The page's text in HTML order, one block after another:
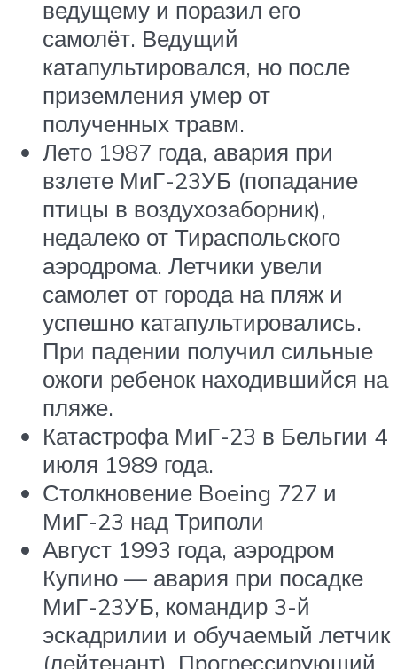
ведущему и поразил его
самолёт. Ведущий
катапультировался, но после
приземления умер от
полученных травм.
Лето 1987 года, авария при
взлете МиГ-23УБ (попадание
птицы в воздухозаборник),
недалеко от Тираспольского
аэродрома. Летчики увели
самолет от города на пляж и
успешно катапультировались.
При падении получил сильные
ожоги ребенок находившийся на
пляже.
Катастрофа МиГ-23 в Бельгии 4
июля 1989 года.
Столкновение Boeing 727 и
МиГ-23 над Триполи
Август 1993 года, аэродром
Купино — авария при посадке
МиГ-23УБ, командир 3-й
эскадрилии и обучаемый летчик
(лейтенант). Прогрессирующий